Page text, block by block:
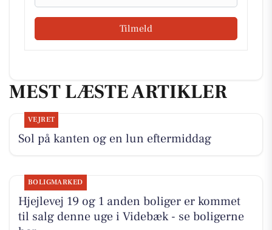
Tilmeld
MEST LÆSTE ARTIKLER
VEJRET
Sol på kanten og en lun eftermiddag
BOLIGMARKED
Hjejlevej 19 og 1 anden boliger er kommet
til salg denne uge i Videbæk - se boligerne